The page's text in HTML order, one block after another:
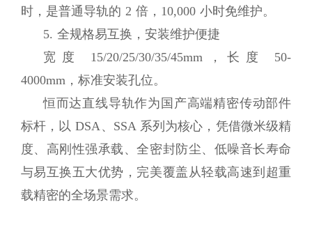
时，是普通导轨的 2 倍，10,000 小时免维护。
5. 全规格易互换，安装维护便捷
宽度 15/20/25/30/35/45mm，长度 50-
4000mm，标准安装孔位。
恒而达直线导轨作为国产高端精密传动部件
标杆，以 DSA、SSA 系列为核心，凭借微米级精
度、高刚性强承载、全密封防尘、低噪音长寿命
与易互换五大优势，完美覆盖从轻载高速到超重
载精密的全场景需求。